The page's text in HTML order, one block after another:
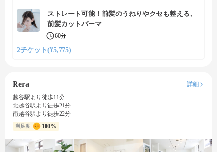
ストレート可能！前髪のうねりやクセも整える、
前髪カットパーマ
60分
2チケット(¥5,775)
Rera
詳細
越谷駅より徒歩11分
北越谷駅より徒歩21分
南越谷駅より徒歩22分
満足度 100%